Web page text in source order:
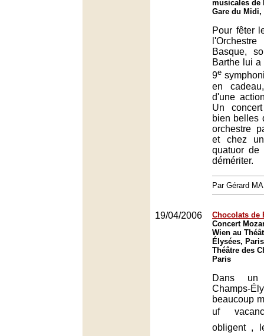
musicales de
Gare du
Pour fêter
Basque,
Barthe lui
9e
en
d'une
Un
bien belles
orchestre
et chez
quatuor
démériter.
Par Gérard
19/04/2006
Chocolats de
Concert
Wien au
Élysées,
Théâtre des
Paris
Dans un
Champs-
beaucoup
uf 
obligent ,